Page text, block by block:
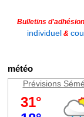
Bulletins
individuel &
météo
Prévisions